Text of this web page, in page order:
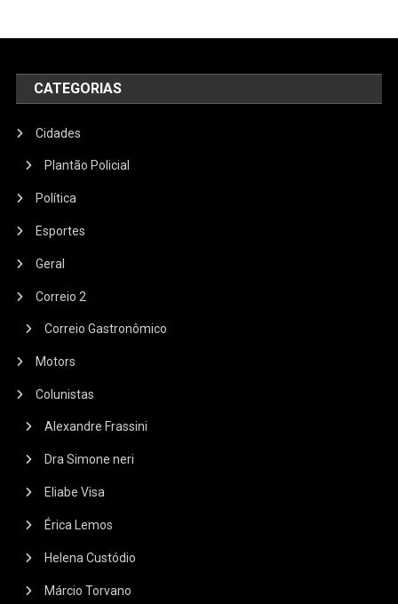
CATEGORIAS
Cidades
Plantão Policial
Política
Esportes
Geral
Correio 2
Correio Gastronômico
Motors
Colunistas
Alexandre Frassini
Dra Simone neri
Eliabe Visa
Érica Lemos
Helena Custódio
Márcio Torvano